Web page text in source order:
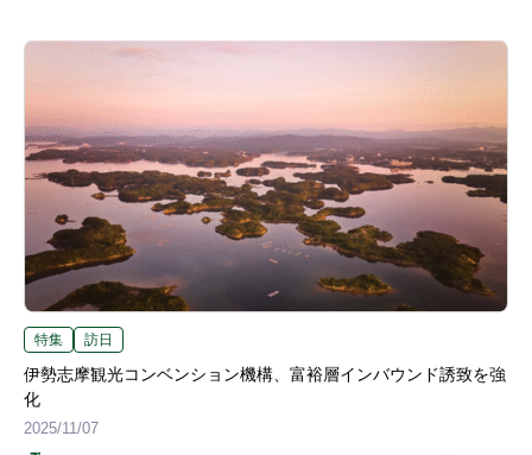
特集 訪日
伊勢志摩観光コンベンション機構、富裕層インバウンド誘致を強
化
2025/11/07